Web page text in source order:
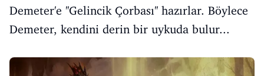
Demeter'e ''Gelincik Çorbası'' hazırlar. Böylece
Demeter, kendini derin bir uykuda bulur...